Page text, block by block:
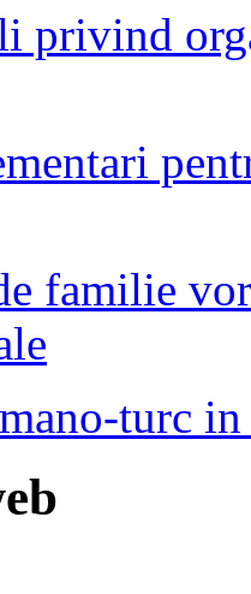
privind
familie vor
turc